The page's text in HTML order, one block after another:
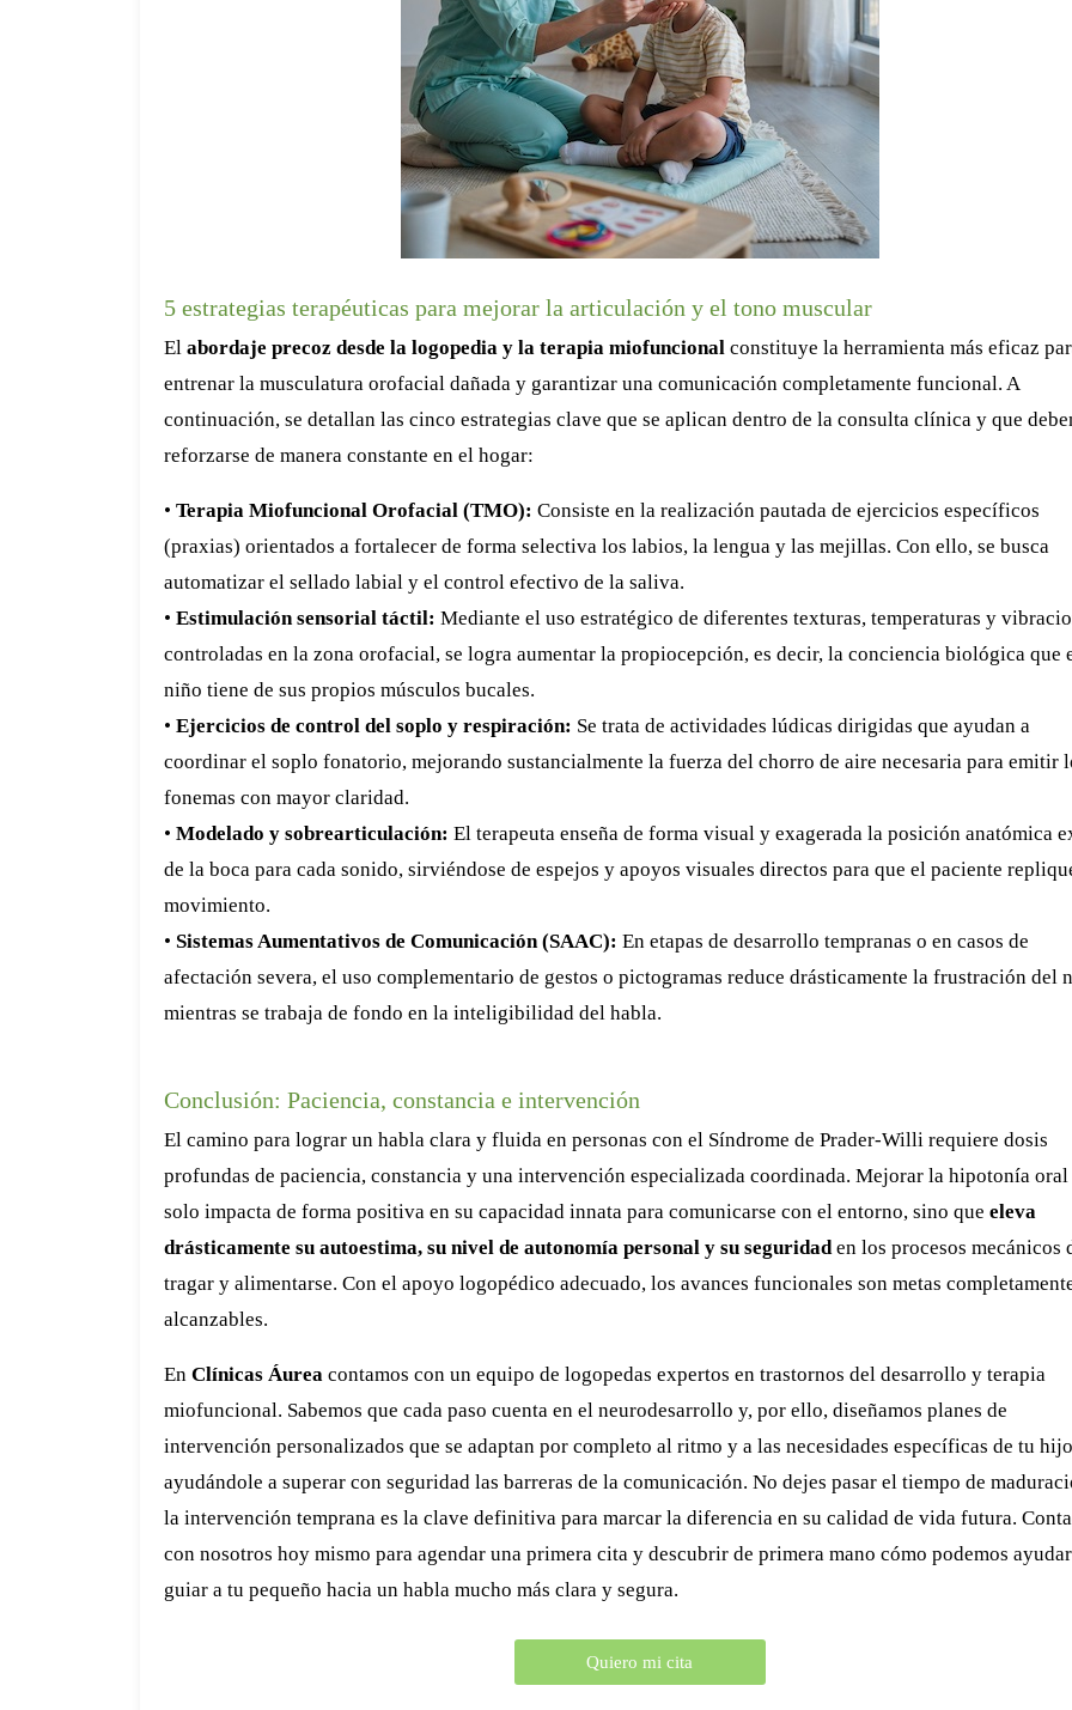
5 estrategias terapéuticas para mejorar la articulación y el tono muscular
El abordaje precoz desde la logopedia y la terapia miofuncional constituye la herramienta más eficaz
entrenar la musculatura orofacial dañada y garantizar una comunicación completamente funcional. A
continuación, se detallan las cinco estrategias clave que se aplican dentro de la consulta clínica y que
reforzarse de manera constante en el hogar:
• Terapia Miofuncional Orofacial (TMO): Consiste en la realización pautada de ejercicios específicos
(praxias) orientados a fortalecer de forma selectiva los labios, la lengua y las mejillas. Con ello, se busca
automatizar el sellado labial y el control efectivo de la saliva.
• Estimulación sensorial táctil: Mediante el uso estratégico de diferentes texturas, temperaturas y
controladas en la zona orofacial, se logra aumentar la propiocepción, es decir, la conciencia biológica que
niño tiene de sus propios músculos bucales.
• Ejercicios de control del soplo y respiración: Se trata de actividades lúdicas dirigidas que ayudan a
coordinar el soplo fonatorio, mejorando sustancialmente la fuerza del chorro de aire necesaria para emitir
fonemas con mayor claridad.
• Modelado y sobrearticulación: El terapeuta enseña de forma visual y exagerada la posición anatómica
de la boca para cada sonido, sirviéndose de espejos y apoyos visuales directos para que el paciente
movimiento.
• Sistemas Aumentativos de Comunicación (SAAC): En etapas de desarrollo tempranas o en casos de
afectación severa, el uso complementario de gestos o pictogramas reduce drásticamente la frustración del
mientras se trabaja de fondo en la inteligibilidad del habla.
Conclusión: Paciencia, constancia e intervención
El camino para lograr un habla clara y fluida en personas con el Síndrome de Prader-Willi requiere dosis
profundas de paciencia, constancia y una intervención especializada coordinada. Mejorar la hipotonía oral
solo impacta de forma positiva en su capacidad innata para comunicarse con el entorno, sino que eleva
drásticamente su autoestima, su nivel de autonomía personal y su seguridaden los procesos mecánicos
tragar y alimentarse. Con el apoyo logopédico adecuado, los avances funcionales son metas
alcanzables.
En Clínicas Áurea contamos con un equipo de logopedas expertos en trastornos del desarrollo y terapia
miofuncional. Sabemos que cada paso cuenta en el neurodesarrollo y, por ello, diseñamos planes de
intervención personalizados que se adaptan por completo al ritmo y a las necesidades específicas de tu
ayudándole a superar con seguridad las barreras de la comunicación. No dejes pasar el tiempo de
la intervención temprana es la clave definitiva para marcar la diferencia en su calidad de vida futura.
con nosotros hoy mismo para agendar una primera cita y descubrir de primera mano cómo podemos
guiar a tu pequeño hacia un habla mucho más clara y segura.
Quiero mi cita